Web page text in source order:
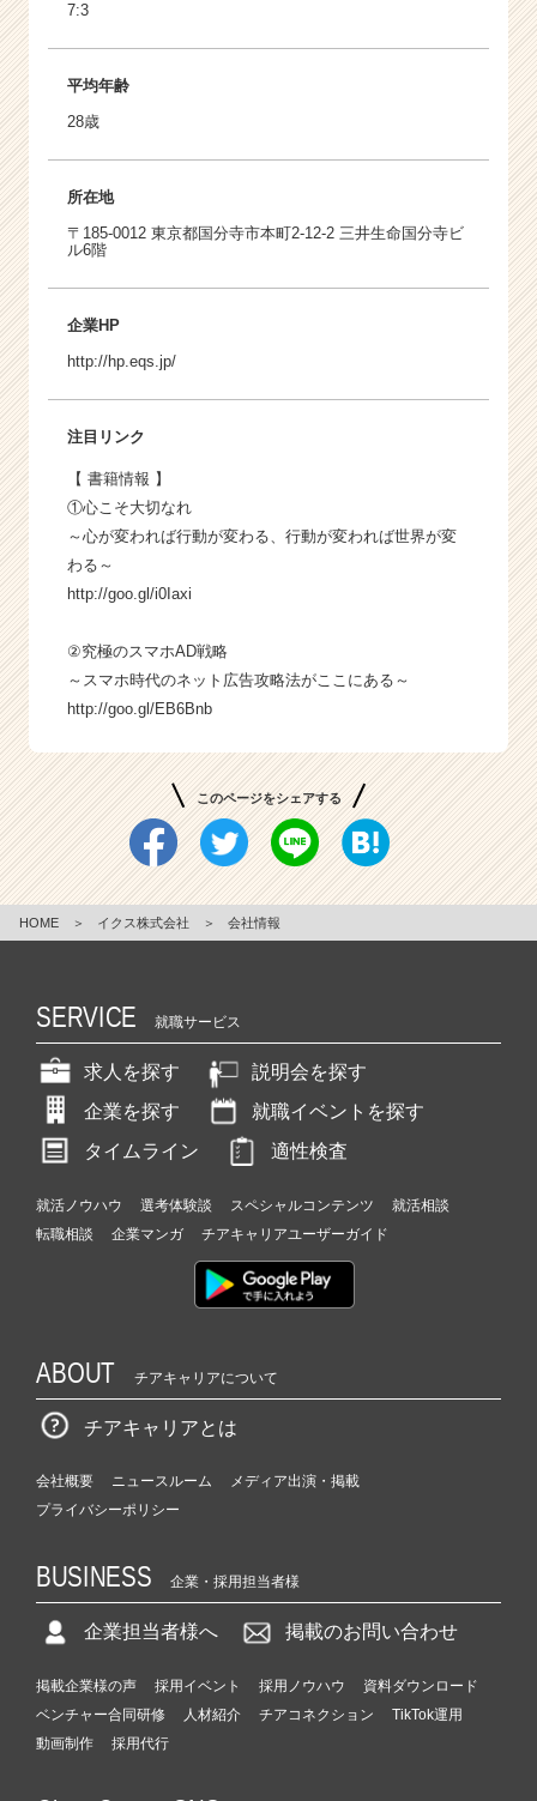
7:3
平均年齢
28歳
所在地
〒185-0012 東京都国分寺市本町2-12-2 三井生命国分寺ビ
ル6階
企業HP
http://hp.eqs.jp/
注目リンク
【 書籍情報 】
①心こそ大切なれ
～心が変われば行動が変わる、行動が変われば世界が変
わる～
http://goo.gl/i0Iaxi
②究極のスマホAD戦略
～スマホ時代のネット広告攻略法がここにある～
http://goo.gl/EB6Bnb
このページをシェアする
HOME ＞ イクス株式会社 ＞ 会社情報
SERVICE 就職サービス
求人を探す
説明会を探す
企業を探す
就職イベントを探す
タイムライン
適性検査
就活ノウハウ 選考体験談 スペシャルコンテンツ
就活相談
転職相談
企業マンガ チアキャリアユーザーガイド
ABOUT チアキャリアについて
チアキャリアとは
会社概要 ニュースルーム
メディア出演・掲載
プライバシーポリシー
BUSINESS 企業・採用担当者様
企業担当者様へ 掲載のお問い合わせ
掲載企業様の声 採用イベント 採用ノウハウ
資料ダウンロード
ベンチャー合同研修
人材紹介 チアコネクション
TikTok運用
動画制作
採用代行